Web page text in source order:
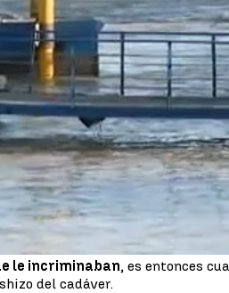
de junio de 2022, 22:04
junio de 2022, 07:33
Policía Nacional encuentra el
Sevilla. El cuerpo estaba en unos
según ha confesado el
mujerllevaba desaparecida dos
Nacional ha detenido a la
en el barrio de San Jerónimo.
encubrir presuntamente el crimen
mismo ha confesado el crimen.
le incriminaban, es entonces
del cadáver.